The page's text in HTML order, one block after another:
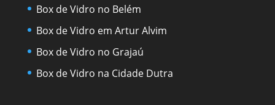
Box de Vidro no Belém
Box de Vidro em Artur Alvim
Box de Vidro no Grajaú
Box de Vidro na Cidade Dutra